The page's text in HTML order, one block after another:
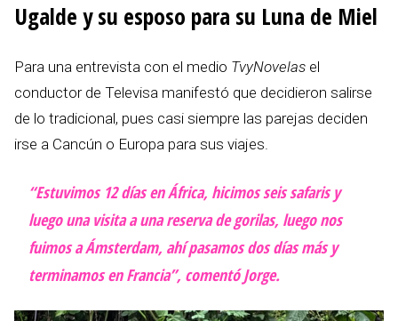
Ugalde y su esposo para su Luna de Miel
Para una entrevista con el medio TvyNovelas el
conductor de Televisa manifestó que decidieron salirse
de lo tradicional, pues casi siempre las parejas deciden
irse a Cancún o Europa para sus viajes.
“Estuvimos 12 días en África, hicimos seis safaris y
luego una visita a una reserva de gorilas, luego nos
fuimos a Ámsterdam, ahí pasamos dos días más y
terminamos en Francia”, comentó Jorge.